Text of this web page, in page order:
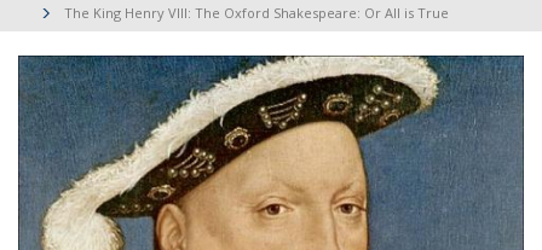
The King Henry VIII: The Oxford Shakespeare: Or All is True